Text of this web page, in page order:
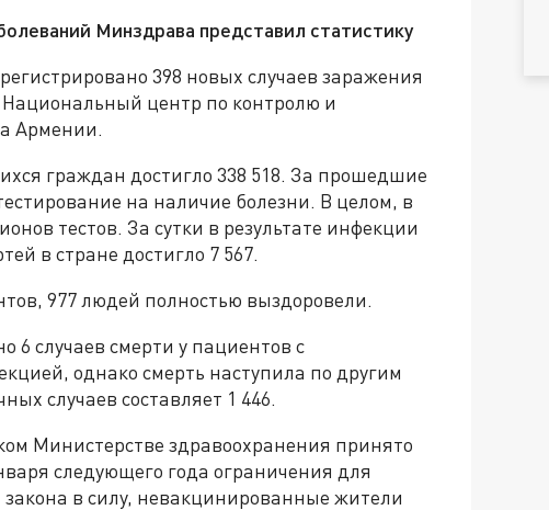
Минздрава представил статистику
398 новых случаев заражения
центр по контролю и
Армении.
граждан достигло 338 518. За прошедшие
на наличие болезни. В целом, в
тестов. За сутки в результате инфекции
в стране достигло 7 567.
977 людей полностью выздоровели.
6 случаев смерти у пациентов с
однако смерть наступила по другим
случаев составляет 1 446.
Министерстве здравоохранения принято
следующего года ограничения для
в силу, невакцинированные жители